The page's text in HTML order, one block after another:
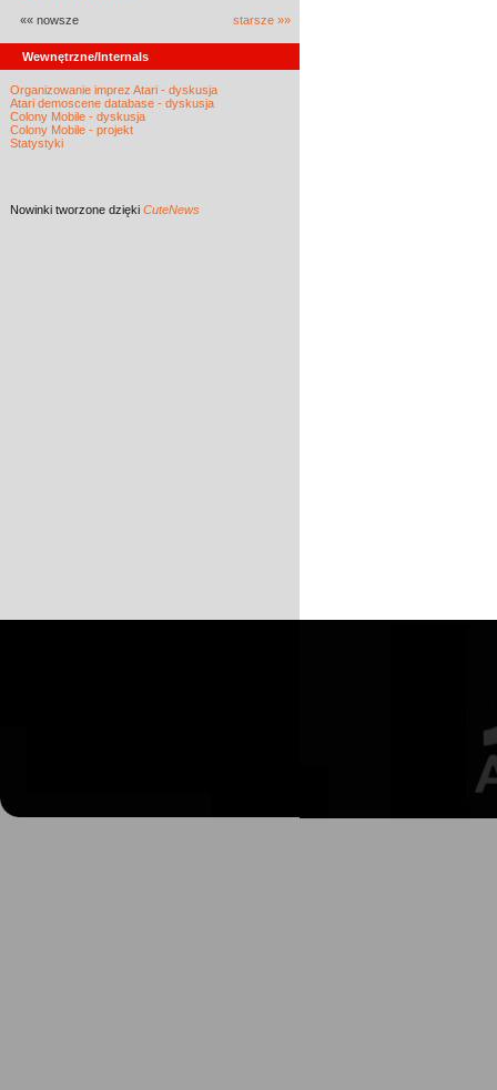
«« nowsze starsze »»
Wewnętrzne/Internals
Organizowanie imprez Atari - dyskusja
Atari demoscene database - dyskusja
Colony Mobile - dyskusja
Colony Mobile - projekt
Statystyki
Nowinki tworzone dzięki CuteNews